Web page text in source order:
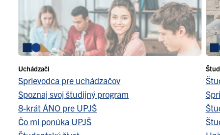
Uchádzači
Sprievodca pre uchádzačov
Spoznaj svoj študijný program
8-krát ÁNO pre UPJŠ
Čo mi ponúka UPJŠ